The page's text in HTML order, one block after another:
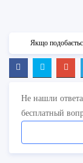
Якщо
Не нашли
бесплатный